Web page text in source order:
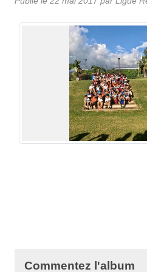
Commentez l'album